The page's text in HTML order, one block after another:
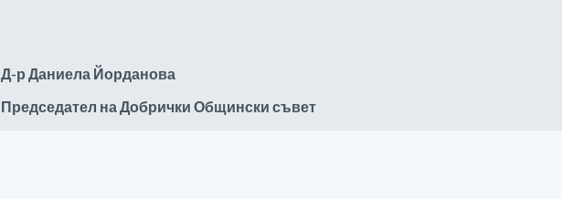
Д-р Даниела Йорданова
Председател на Добрички Общински съвет